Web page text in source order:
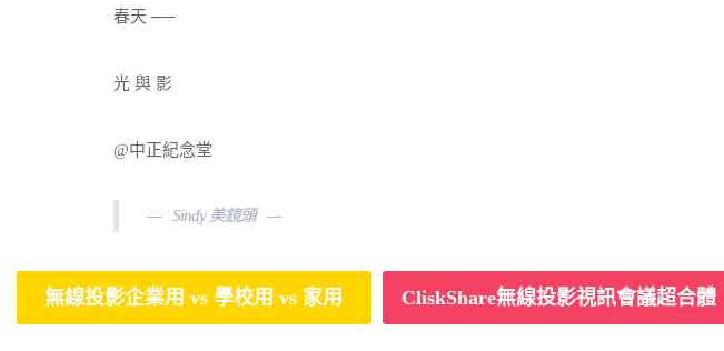
春天 ──
光 與 影
@中正紀念堂
Sindy 美鏡頭
無線投影企業用 vs 學校用 vs 家用 CliskShare無線投影視訊會議超合體